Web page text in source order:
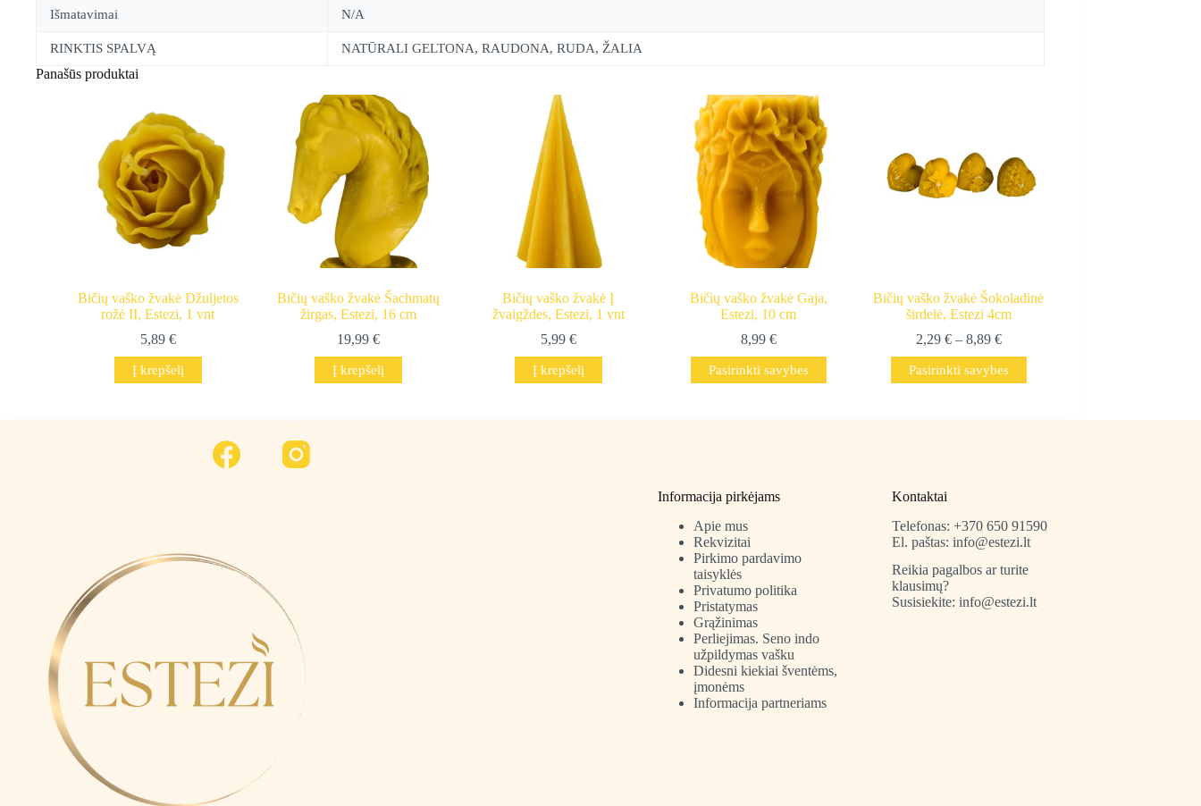
Išmatavimai N/A
RINKTIS SPALVĄ NATŪRALI GELTONA, RAUDONA, RUDA, ŽALIA
Panašūs produktai
Bičių vaško žvakė Džuljetos
rožė II, Estezi, 1 vnt
5,89 €
Į krepšelį
Bičių vaško žvakė Šachmatų
žirgas, Estezi, 16 cm
19,99 €
Į krepšelį
Bičių vaško žvakė Į
žvaigždes, Estezi, 1 vnt
5,99 €
Į krepšelį
Bičių vaško žvakė Gaja,
Estezi, 10 cm
8,99 €
Pasirinkti savybes
This
product
be
product
Bičių vaško žvakė Šokoladinė
širdelė, Estezi 4cm
2,29 € – 8,89 €Price
range:
2,29 €
through
Pasirinkti savybes
This
product
on
the
page
Informacija pirkėjams
Apie mus
Rekvizitai
Pirkimo pardavimo
taisyklės
Privatumo politika
Pristatymas
Grąžinimas
Perliejimas. Seno indo
užpildymas vašku
Didesni kiekiai šventėms,
įmonėms
Informacija partneriams
Kontaktai
Telefonas: +370 650 91590
El. paštas: info@estezi.lt
Reikia pagalbos ar turite
klausimų?
Susisiekite: info@estezi.lt